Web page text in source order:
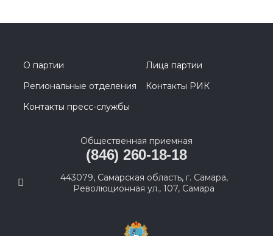
О партии
Лица партии
Региональные отделения
Контакты РИК
Контакты пресс-службы
Общественная приемная
(846) 260-18-18
443079, Самарская область, г. Самара,
Революционная ул., 107, Самара